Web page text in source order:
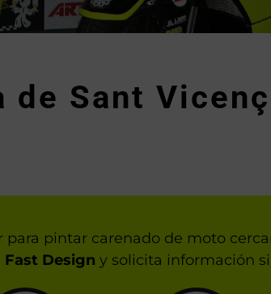
de Sant
para pintar carenado de moto
Fast Design y solicita información